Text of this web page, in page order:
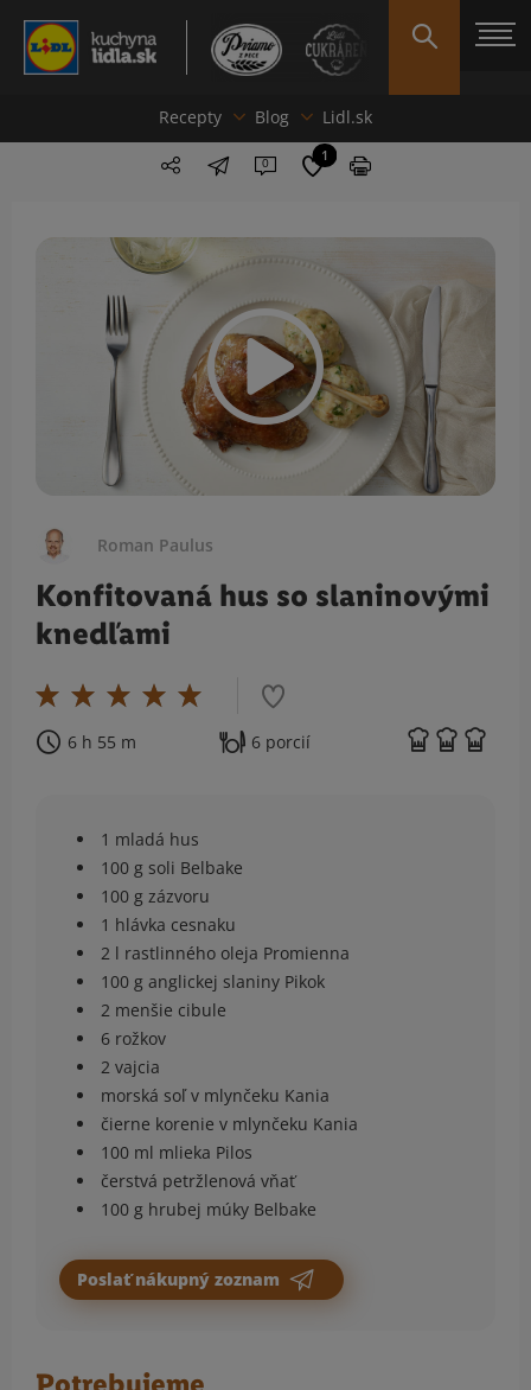
Recepty Blog Lidl.sk
0 1
Roman Paulus
Konfitovaná hus so slaninovými
knedľami
6 h 55 m 6 porcií
1 mladá hus
100 g soli Belbake
100 g zázvoru
1 hlávka cesnaku
2 l rastlinného oleja Promienna
100 g anglickej slaniny Pikok
2 menšie cibule
6 rožkov
2 vajcia
morská soľ v mlynčeku Kania
čierne korenie v mlynčeku Kania
100 ml mlieka Pilos
čerstvá petržlenová vňať
100 g hrubej múky Belbake
Poslať nákupný zoznam